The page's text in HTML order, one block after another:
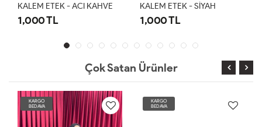
KALEM ETEK - ACI KAHVE
1,000 TL
KALEM ETEK - SİYAH
1,000 TL
Çok Satan Ürünler
KARGO
BEDAVA
KARGO
BEDAVA